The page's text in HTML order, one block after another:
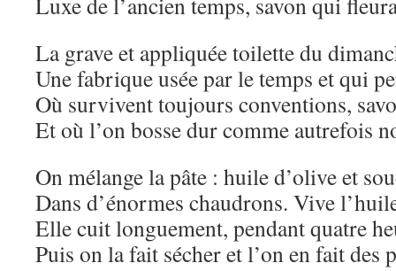
La grave et appliquée toilette du
Une fabrique usée par le temps et qui
Où survivent toujours conventions,
Et où l’on bosse dur comme autrefois
On mélange la pâte : huile d’olive et
Dans d’énormes chaudrons. Vive
Elle cuit longuement, pendant quatre
Puis on la fait sécher et l’on en fait des